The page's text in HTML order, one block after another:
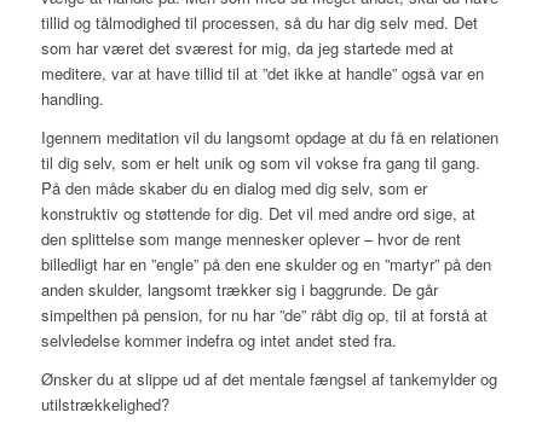
tillid og tålmodighed til processen, så du har dig selv med. Det
som har været det sværest for mig, da jeg startede med at
meditere, var at have tillid til at ”det ikke at handle” også var en
handling.
Igennem meditation vil du langsomt opdage at du få en relationen
til dig selv, som er helt unik og som vil vokse fra gang til gang.
På den måde skaber du en dialog med dig selv, som er
konstruktiv og støttende for dig. Det vil med andre ord sige, at
den splittelse som mange mennesker oplever – hvor de rent
billedligt har en ”engle” på den ene skulder og en ”martyr” på den
anden skulder, langsomt trækker sig i baggrunde. De går
simpelthen på pension, for nu har ”de” råbt dig op, til at forstå at
selvledelse kommer indefra og intet andet sted fra.
Ønsker du at slippe ud af det mentale fængsel af tankemylder og
utilstrækkelighed?